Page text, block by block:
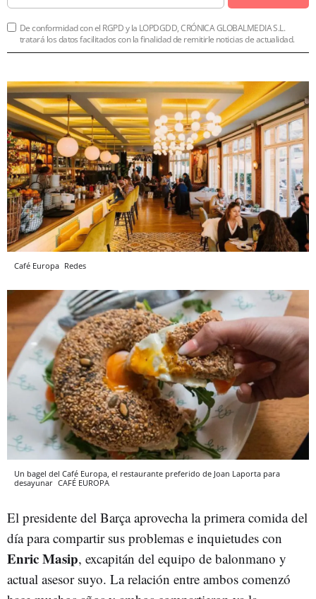
De conformidad con el RGPD y la LOPDGDD, CRÓNICA GLOBALMEDIA S.L.
tratará los datos facilitados con la finalidad de remitirle noticias de actualidad.
Café Europa Redes
Un bagel del Café Europa, el restaurante preferido de Joan Laporta para
desayunar CAFÉ EUROPA
El presidente del Barça aprovecha la primera comida del
día para compartir sus problemas e inquietudes con
Enric Masip, excapitán del equipo de balonmano y
actual asesor suyo. La relación entre ambos comenzó